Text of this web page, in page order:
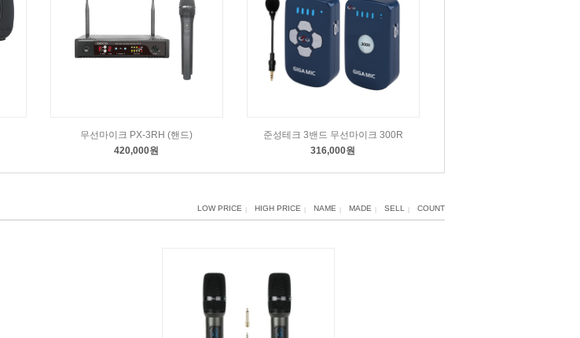
무선마이크 PX-3RH (핸드)
420,000원
준성테크 3밴드 무선마이크 300R
316,000원
LOW PRICE HIGH PRICE NAME MADE SELL COUNT